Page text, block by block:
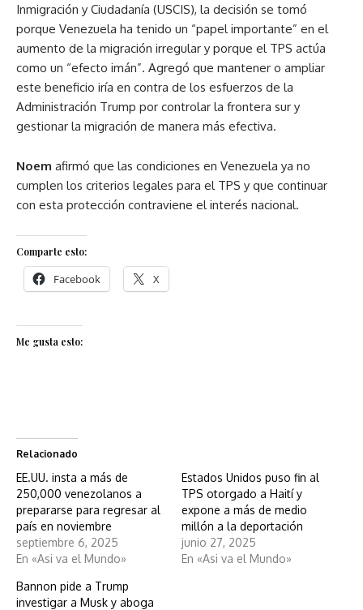
Inmigración y Ciudadanía (USCIS), la decisión se tomó
porque Venezuela ha tenido un “papel importante” en el
aumento de la migración irregular y porque el TPS actúa
como un “efecto imán”. Agregó que mantener o ampliar
este beneficio iría en contra de los esfuerzos de la
Administración Trump por controlar la frontera sur y
gestionar la migración de manera más efectiva.
Noem afirmó que las condiciones en Venezuela ya no
cumplen los criterios legales para el TPS y que continuar
con esta protección contraviene el interés nacional.
Comparte esto:
Facebook X
Me gusta esto:
Relacionado
EE.UU. insta a más de
250,000 venezolanos a
prepararse para regresar al
país en noviembre
septiembre 6, 2025
En «Asi va el Mundo»
Estados Unidos puso fin al
TPS otorgado a Haití y
expone a más de medio
millón a la deportación
junio 27, 2025
En «Asi va el Mundo»
Bannon pide a Trump
investigar a Musk y aboga